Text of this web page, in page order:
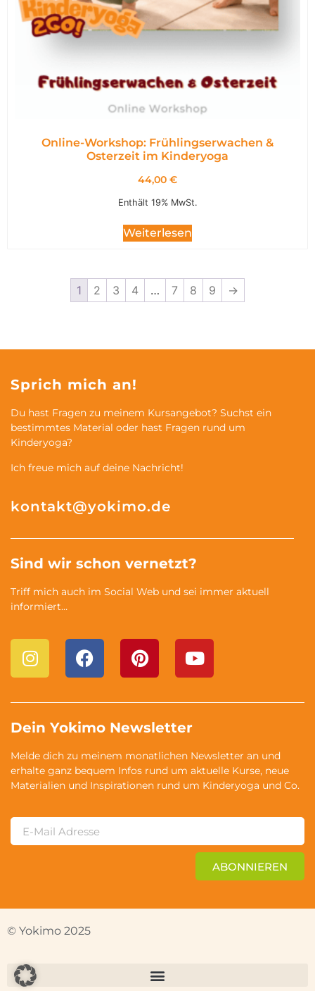
Online-Workshop: Frühlingserwachen &
Osterzeit im Kinderyoga
44,00 €
Enthält 19% MwSt.
Weiterlesen
1 2 3 4 … 7 8 9 →
Sprich mich an!
Du hast Fragen zu meinem Kursangebot? Suchst ein
bestimmtes Material oder hast Fragen rund um
Kinderyoga?
Ich freue mich auf deine Nachricht!
kontakt@yokimo.de
Sind wir schon vernetzt?
Triff mich auch im Social Web und sei immer aktuell
informiert…
Dein Yokimo Newsletter
Melde dich zu meinem monatlichen Newsletter an und
erhalte ganz bequem Infos rund um aktuelle Kurse, neue
Materialien und Inspirationen rund um Kinderyoga und Co.
ABONNIEREN
© Yokimo 2025